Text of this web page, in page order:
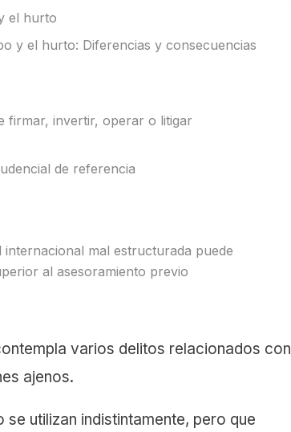
el hurto
y el hurto: Diferencias y consecuencias
firmar, invertir, operar o litigar
de referencia
internacional mal estructurada puede
al asesoramiento previo
varios delitos relacionados con
ajenos.
se utilizan indistintamente, pero que